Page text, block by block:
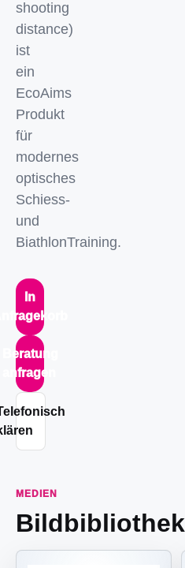
shooting
distance)
ist
ein
EcoAims
Produkt
für
modernes
optisches
Schiess-
und
BiathlonTraining.
In
Beratung
anfragen
MEDIEN
Bildbibliothek